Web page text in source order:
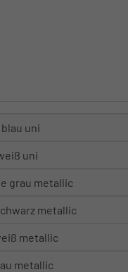
uni
uni
grau metallic
metallic
metallic
metallic